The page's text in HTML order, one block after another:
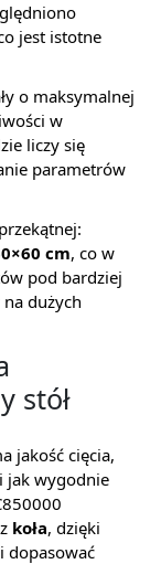
jest istotne
o maksymalnej
w
liczy się
parametrów
cm, co w
pod bardziej
dużych
stół
jakość cięcia,
jak wygodnie
koła, dzięki
dopasować